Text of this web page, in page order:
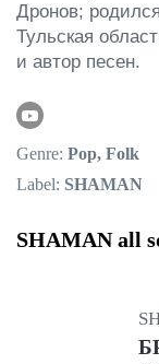
Дронов;
Тульская
и автор песен.
Genre: Pop, Folk
Label: SHAMAN
SHAMAN all